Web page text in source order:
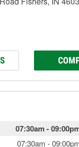
07:30am-
07:30am -